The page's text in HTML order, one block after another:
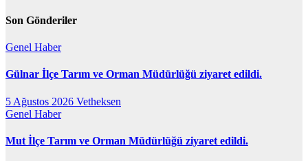
Son Gönderiler
Genel Haber
Gülnar İlçe Tarım ve Orman Müdürlüğü ziyaret edildi.
5 Ağustos 2026 Vetheksen
Genel Haber
Mut İlçe Tarım ve Orman Müdürlüğü ziyaret edildi.